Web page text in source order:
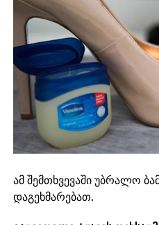
ამ შემთხვევაში უბრალო
დაგეხმარებათ.